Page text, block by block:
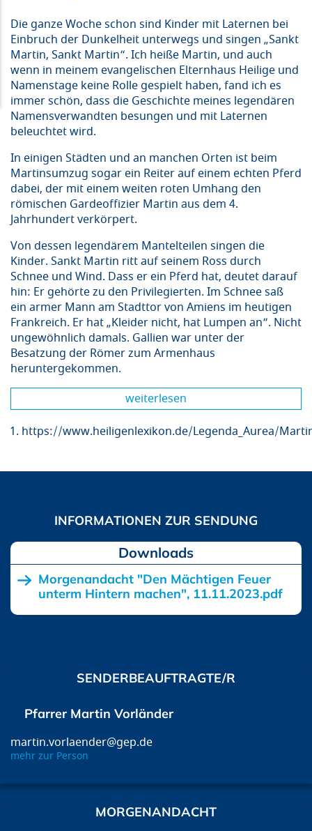
Die ganze Woche schon sind Kinder mit Laternen bei
Einbruch der Dunkelheit unterwegs und singen „Sankt
Martin, Sankt Martin“. Ich heiße Martin, und auch
wenn in meinem evangelischen Elternhaus Heilige und
Namenstage keine Rolle gespielt haben, fand ich es
immer schön, dass die Geschichte meines legendären
Namensverwandten besungen und mit Laternen
beleuchtet wird.
In einigen Städten und an manchen Orten ist beim
Martinsumzug sogar ein Reiter auf einem echten Pferd
dabei, der mit einem weiten roten Umhang den
römischen Gardeoffizier Martin aus dem 4.
Jahrhundert verkörpert.
Von dessen legendärem Mantelteilen singen die
Kinder. Sankt Martin ritt auf seinem Ross durch
Schnee und Wind. Dass er ein Pferd hat, deutet darauf
hin: Er gehörte zu den Privilegierten. Im Schnee saß
ein armer Mann am Stadttor von Amiens im heutigen
Frankreich. Er hat „Kleider nicht, hat Lumpen an“. Nicht
ungewöhnlich damals. Gallien war unter der
Besatzung der Römer zum Armenhaus
heruntergekommen.
weiterlesen
https://www.heiligenlexikon.de/Legenda_Aurea/
Downloads
Morgenandacht "Den Mächtigen Feuer
unterm Hintern machen", 11.11.2023.pdf
SENDERBEAUFTRAGTE/R
Pfarrer Martin Vorländer
martin.vorlaender@gep.de
mehr zur Person
MORGENANDACHT